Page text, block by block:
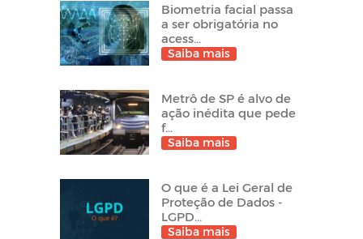
Biometria facial passa
a ser obrigatória no
acess...
Saiba mais
Metrô de SP é alvo de
ação inédita que pede
f...
Saiba mais
O que é a Lei Geral de
Proteção de Dados -
LGPD...
Saiba mais